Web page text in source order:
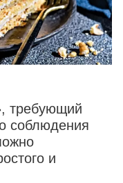
требующий
соблюдения
и